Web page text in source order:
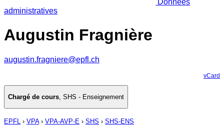
administratives
Augustin Fragnière
augustin.fragniere@epfl.ch
vCard
Chargé de cours, SHS - Enseignement
EPFL › VPA› VPA-AVP-E › SHS › SHS-ENS